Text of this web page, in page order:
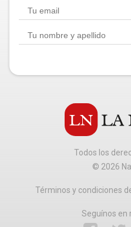
Todos los
© 2026
Términos y condiciones
Seguínos en